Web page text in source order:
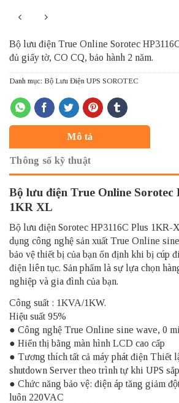
Bộ lưu điện True Online Sorotec
đủ giấy tờ, CO CQ, bảo hành 2 năm.
Danh mục: Bộ Lưu Điện UPS SOROTEC
Mô tả
Thông số kỹ thuật
Bộ lưu điện True Online Sorotec
1KR XL
Bộ lưu điện Sorotec HP3116C Plus
dụng công nghệ sản xuất True Online
bảo vệ thiết bị của bạn ổn định khi bị cúp
điện liên tục. Sản phẩm là sự lựa chọn
nghiệp và gia đình của bạn.
Công suất : 1KVA/1KW.
Hiệu suất 95%
● Công nghệ True Online sine wave, 0
● Hiển thị bằng màn hình LCD cao cấp
● Tương thích tất cả máy phát điện Thiết
shutdown Server theo trình tự khi UPS
● Chức năng bảo vệ: điện áp tăng giảm
luôn 220VAC